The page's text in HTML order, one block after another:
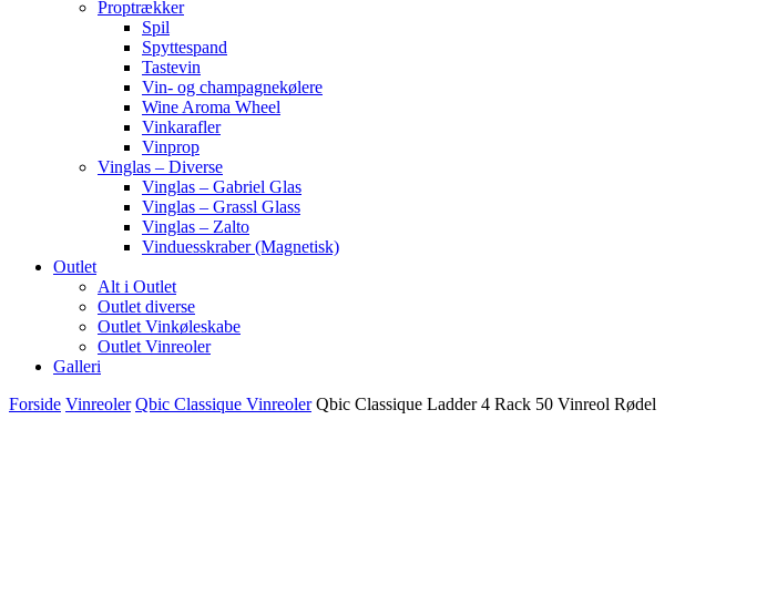
Proptrækker
Spil
Spyttespand
Tastevin
Vin- og champagnekølere
Wine Aroma Wheel
Vinkarafler
Vinprop
Vinglas – Diverse
Vinglas – Gabriel Glas
Vinglas – Grassl Glass
Vinglas – Zalto
Vinduesskraber (Magnetisk)
Outlet
Alt i Outlet
Outlet diverse
Outlet Vinkøleskabe
Outlet Vinreoler
Galleri
Forside Vinreoler Qbic Classique Vinreoler Qbic Classique Ladder 4 Rack 50 Vinreol Rødel